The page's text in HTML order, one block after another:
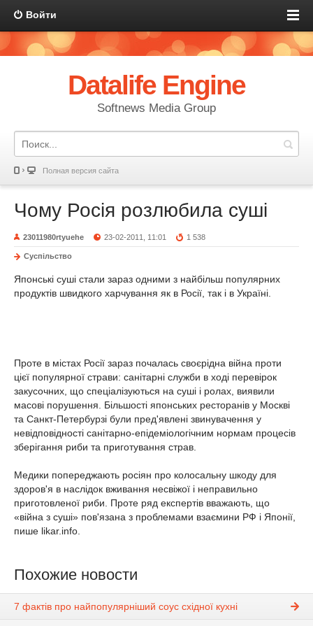
Войти
Datalife Engine
Softnews Media Group
Полная версия сайта
Чому Росія розлюбила суші
23011980rtyuehe 23-02-2011, 11:01 1 538
Суспільство
Японські суші стали зараз одними з найбільш популярних
продуктів швидкого харчування як в Росії, так і в Україні.
Проте в містах Росії зараз почалась своєрідна війна проти
цієї популярної страви: санітарні служби в ході перевірок
закусочних, що спеціалізуються на суші і ролах, виявили
масові порушення. Більшості японських ресторанів у Москві
та Санкт-Петербурзі були пред'явлені звинувачення у
невідповідності санітарно-епідеміологічним нормам процесів
зберігання риби та приготування страв.
Медики попереджають росіян про колосальну шкоду для
здоров'я в наслідок вживання несвіжої і неправильно
приготовленої риби. Проте ряд експертів вважають, що
«війна з суші» пов'язана з проблемами взаємини РФ і Японії,
пише likar.info.
Похожие новости
7 фактів про найпопулярніший соус східної кухні